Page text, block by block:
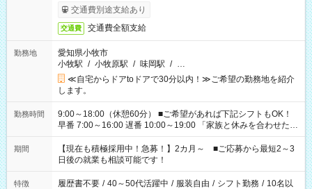
交通費別途支給あり
交通費 交通費全額支給
勤務地
愛知県小牧市
小牧駅 / 小牧原駅 / 味岡駅 / …
≪自宅からドアtoドアで30分以内！≫ご希望の勤務地を紹介
します。
勤務時間
9:00～18:00（休憩60分） ■ご希望があれば下記シフトもOK！
早番 7:00～16:00 遅番 10:00～19:00 「家族と休みを合わせた
い」 「余裕を持って夕飯の準備がしたい」 「できれば残業はし
たくない」 など、ご希望を教えてくださいね。 ※Wワーク希望
の方へ 今ご覧のお仕事で希望する勤務時間と、もう1つのお仕事
の勤務時間。 合計で週40時間を超える場合は応募できません。
期間
【現在も積極採用中！急募！】2カ月～ ■ご応募から最短2～3
日後の就業も相談可能です！
特徴 履歴書不要 / 40～50代活躍中 / 服装自由 / シフト勤務 / 10名以